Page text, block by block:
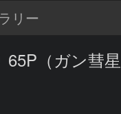
リー
65P（ガン彗星